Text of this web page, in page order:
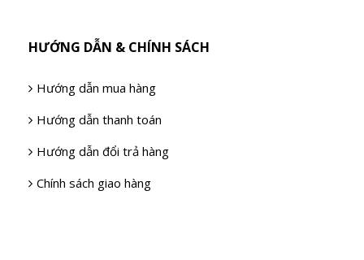
HƯỚNG DẪN & CHÍNH SÁCH
Hướng dẫn mua hàng
Hướng dẫn thanh toán
Hướng dẫn đổi trả hàng
Chính sách giao hàng